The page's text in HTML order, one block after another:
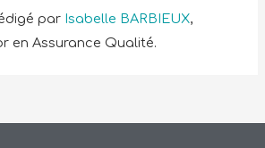
par Isabelle BARBIEUX,
en Assurance Qualité.